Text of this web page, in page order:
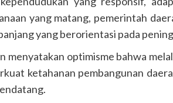
yang matang, pemerintah
yang berorientasi pada
menyatakan optimisme bahwa
ketahanan pembangunan